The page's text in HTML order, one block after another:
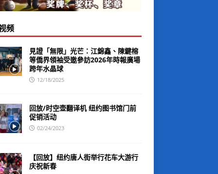
频
見證「無限」光芒：江錦鑫、陳鍵榕
等僑界領袖受邀參訪2026年時報廣場
跨年水晶球
12/18/2025
回放/时空壶翻译机 纽约图书馆门前
促销活动
02/24/2023
【回放】纽约唐人街举行花车大游行
庆祝新春